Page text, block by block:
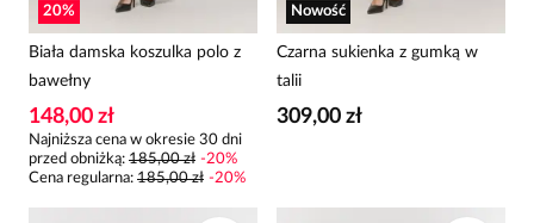
20%
Biała damska koszulka polo z
bawełny
148,00 zł
Najniższa cena w okresie 30 dni
przed obniżką: 185,00 zł -20%
Cena regularna: 185,00 zł -20%
Nowość
Czarna sukienka z gumką w
talii
309,00 zł